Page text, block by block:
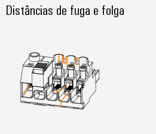
Distâncias de fuga e folga